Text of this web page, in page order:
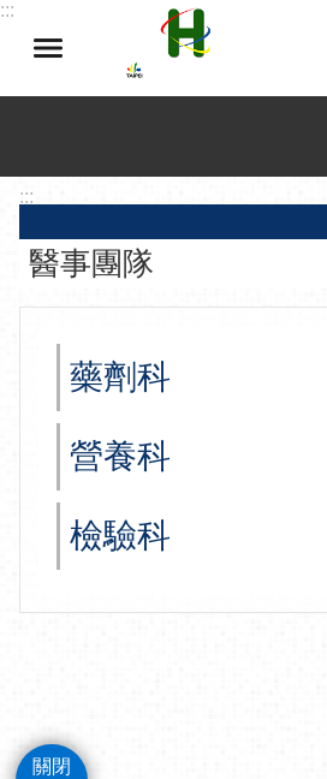
跳到主要內容區塊
:::
:::
醫事團隊
藥劑科
營養科
檢驗科
關閉